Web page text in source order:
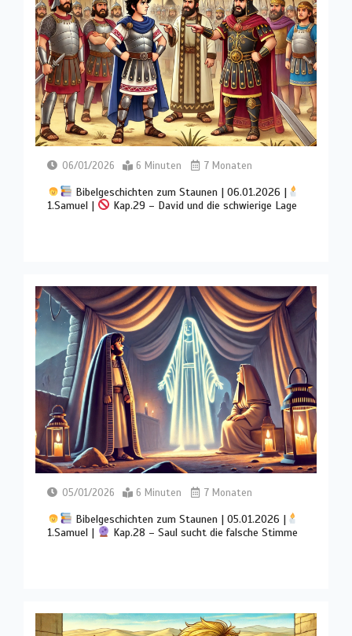
06/01/2026 6 Minuten 7 Monaten
Bibelgeschichten zum Staunen | 06.01.2026 |
1.Samuel |
Kap.29 – David und die schwierige Lage
05/01/2026 6 Minuten 7 Monaten
Bibelgeschichten zum Staunen | 05.01.2026 |
1.Samuel |
Kap.28 – Saul sucht die falsche Stimme